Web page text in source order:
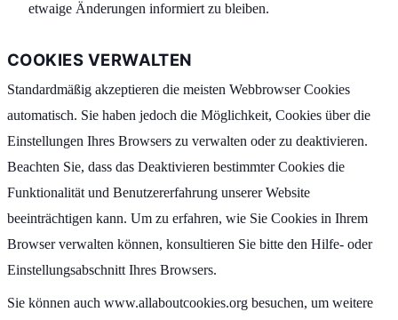
etwaige Änderungen informiert zu bleiben.
COOKIES VERWALTEN
Standardmäßig akzeptieren die meisten Webbrowser Cookies
automatisch. Sie haben jedoch die Möglichkeit, Cookies über die
Einstellungen Ihres Browsers zu verwalten oder zu deaktivieren.
Beachten Sie, dass das Deaktivieren bestimmter Cookies die
Funktionalität und Benutzererfahrung unserer Website
beeinträchtigen kann. Um zu erfahren, wie Sie Cookies in Ihrem
Browser verwalten können, konsultieren Sie bitte den Hilfe- oder
Einstellungsabschnitt Ihres Browsers.
Sie können auch www.allaboutcookies.org besuchen, um weitere